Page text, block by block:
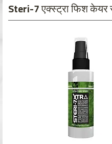
Steri-7 एक्स्ट्रा फिश केयर